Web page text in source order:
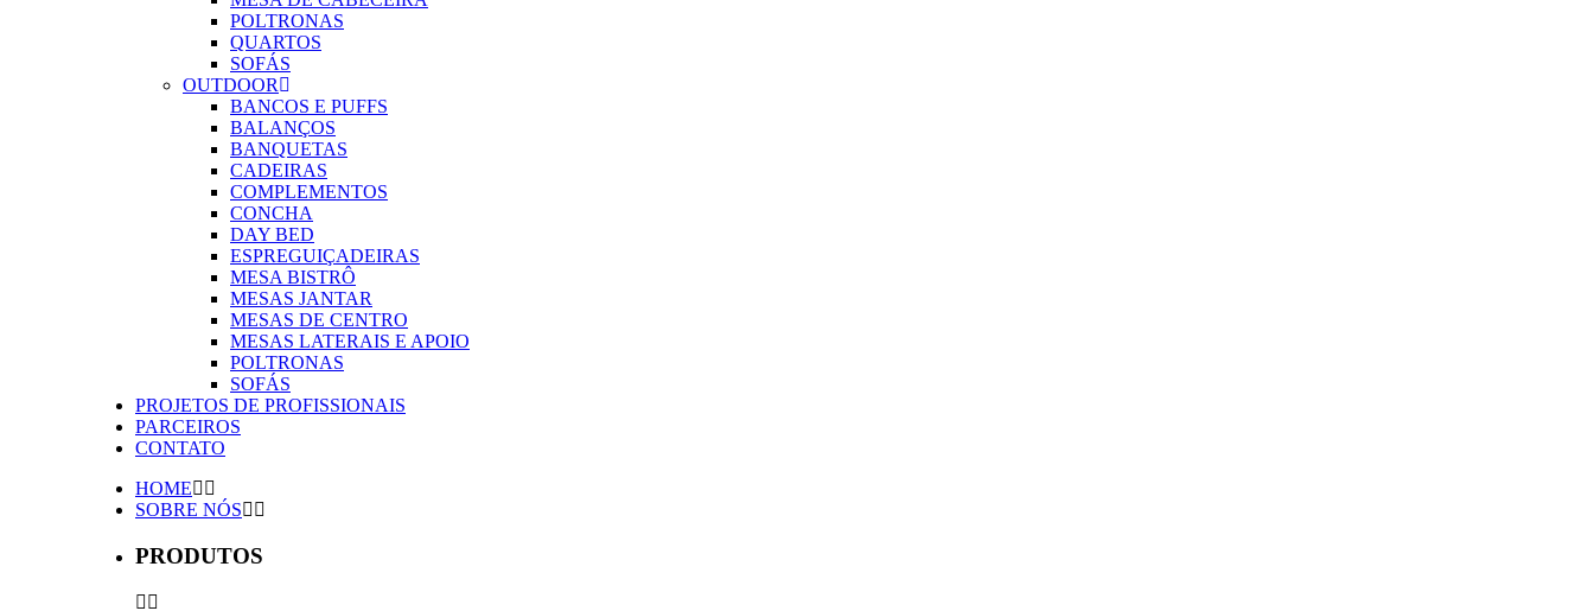
POLTRONAS
QUARTOS
SOFÁS
OUTDOOR
BANCOS E PUFFS
BALANÇOS
BANQUETAS
CADEIRAS
COMPLEMENTOS
CONCHA
DAY BED
ESPREGUIÇADEIRAS
MESA BISTRÔ
MESAS JANTAR
MESAS DE CENTRO
MESAS LATERAIS E APOIO
POLTRONAS
SOFÁS
PROJETOS DE PROFISSIONAIS
PARCEIROS
CONTATO
HOME
SOBRE NÓS
PRODUTOS